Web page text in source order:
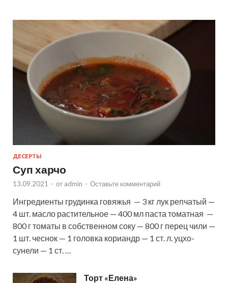
ДЕСЕРТЫ
Суп харчо
13.09.2021 - от admin - Оставьте комментарий
Ингредиенты грудинка говяжья — 3 кг лук репчатый —
4 шт. масло растительное — 400 мл паста томатная —
800 г томаты в собственном соку — 800 г перец чили —
1 шт. чеснок — 1 головка кориандр — 1 ст. л. уцхо-
сунели — 1 ст. …
Торт «Елена»